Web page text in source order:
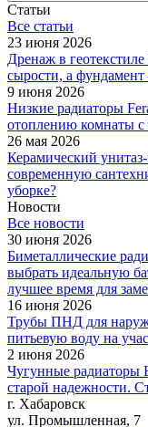
Статьи
Все cтатьи
23 июня 2026
Дренаж в
сырости, а
9 июня 2026
Низкие радиаторы
отоплению комнаты
26 мая 2026
Керамический
современную
уборке?
Новости
Все новости
30 июня 2026
Биметаллические
выбрать идеальную
лучшее время для
16 июня 2026
Трубы ПНД для
питьевую воду на
2 июня 2026
Чугунные
старой надежности.
г. Хабаровск
ул. Промышленная, 7